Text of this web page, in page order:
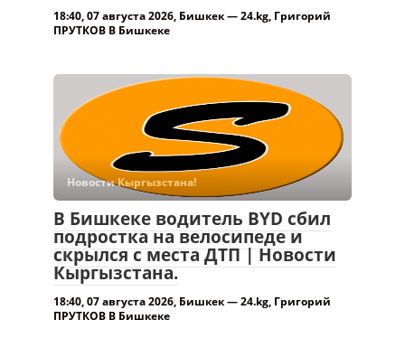
18:40, 07 августа 2026, Бишкек — 24.kg, Григорий
ПРУТКОВ В Бишкеке
Новости Кыргызстана!
В Бишкеке водитель BYD сбил
подростка на велосипеде и
скрылся с места ДТП | Новости
Кыргызстана.
18:40, 07 августа 2026, Бишкек — 24.kg, Григорий
ПРУТКОВ В Бишкеке